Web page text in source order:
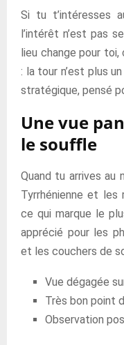
Si tu t’intéresses
l’intérêt n’est pas
lieu change pour toi,
: la tour n’est plus
stratégique, pensé
Une vue
le souffle
Quand tu arrives au
Tyrrhénienne et les
ce qui marque le
apprécié pour les
et les couchers de
Vue dégagée
Très bon point
Observation